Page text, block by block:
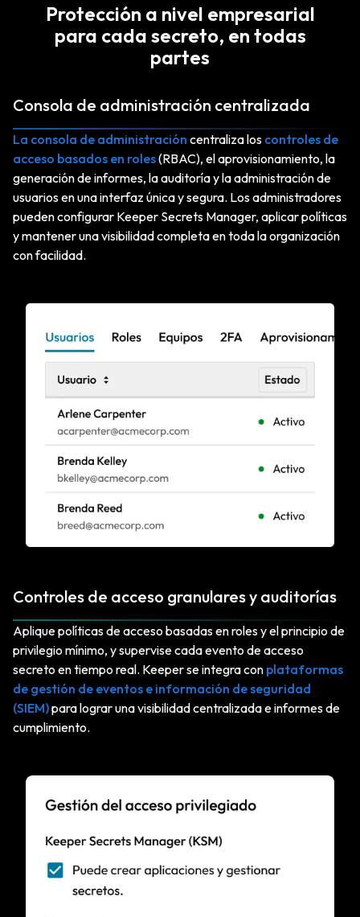
Protección a nivel empresarial
para cada secreto, en todas
partes
Consola de administración centralizada
La consola de administración centraliza los controles de
acceso basados en roles(RBAC), el aprovisionamiento, la
generación de informes, la auditoría y la administración de
usuarios en una interfaz única y segura. Los administradores
pueden configurar Keeper Secrets Manager, aplicar políticas
y mantener una visibilidad completa en toda la organización
con facilidad.
Controles de acceso granulares y auditorías
Aplique políticas de acceso basadas en roles y el principio de
privilegio mínimo, y supervise cada evento de acceso
secreto en tiempo real. Keeper se integra con plataformas
de gestión de eventos e información de seguridad
(SIEM)para lograr una visibilidad centralizada e informes de
cumplimiento.